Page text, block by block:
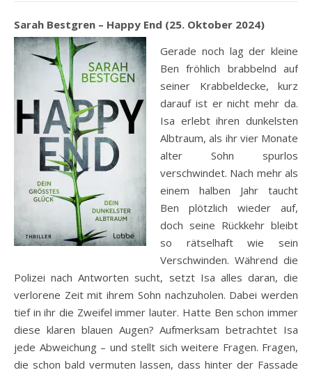
Sarah Bestgren – Happy End (25. Oktober 2024)
Gerade noch lag der kleine
Ben fröhlich brabbelnd auf
seiner Krabbeldecke, kurz
darauf ist er nicht mehr da.
Isa erlebt ihren dunkelsten
Albtraum, als ihr vier Monate
alter Sohn spurlos
verschwindet. Nach mehr als
einem halben Jahr taucht
Ben plötzlich wieder auf,
doch seine Rückkehr bleibt
so rätselhaft wie sein
Verschwinden. Während die
Polizei nach Antworten sucht, setzt Isa alles daran, die
verlorene Zeit mit ihrem Sohn nachzuholen. Dabei werden
tief in ihr die Zweifel immer lauter. Hatte Ben schon immer
diese klaren blauen Augen? Aufmerksam betrachtet Isa
jede Abweichung – und stellt sich weitere Fragen. Fragen,
die schon bald vermuten lassen, dass hinter der Fassade